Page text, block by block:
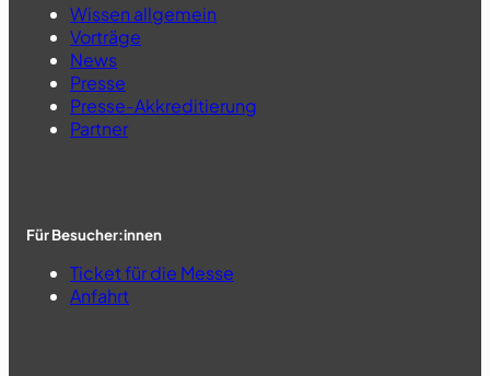
Wissen allgemein
Vorträge
News
Presse
Presse-Akkreditierung
Partner
Für Besucher:innen
Ticket für die Messe
Anfahrt